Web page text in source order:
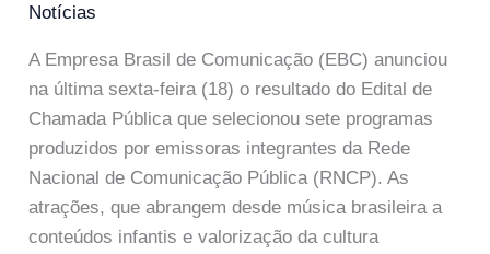
Notícias
A Empresa Brasil de Comunicação (EBC) anunciou
na última sexta-feira (18) o resultado do Edital de
Chamada Pública que selecionou sete programas
produzidos por emissoras integrantes da Rede
Nacional de Comunicação Pública (RNCP). As
atrações, que abrangem desde música brasileira a
conteúdos infantis e valorização da cultura